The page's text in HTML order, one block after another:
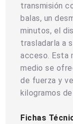
transmisión
balas, un
minutos, el
trasladarla a
acceso. Esta
medio se
de fuerza y
kilogramos
Fichas